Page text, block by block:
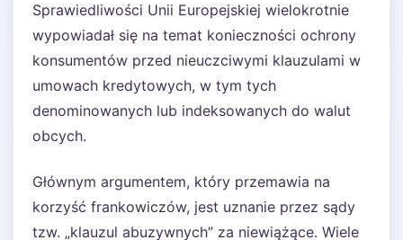
Sprawiedliwości Unii Europejskiej wielokrotnie
wypowiadał się na temat konieczności ochrony
konsumentów przed nieuczciwymi klauzulami w
umowach kredytowych, w tym tych
denominowanych lub indeksowanych do walut
obcych.
Głównym argumentem, który przemawia na
korzyść frankowiczów, jest uznanie przez sądy
tzw. „klauzul abuzywnych” za niewiążące. Wiele